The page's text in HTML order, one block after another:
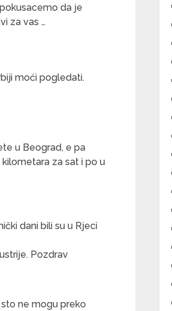
da je
za vas …
moći pogledati.
u Beograd, e pa
za sat i po u
dani bili su u Rjeci
Pozdrav
ne mogu preko